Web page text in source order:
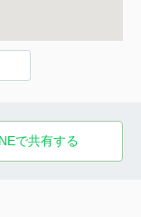
で共有する